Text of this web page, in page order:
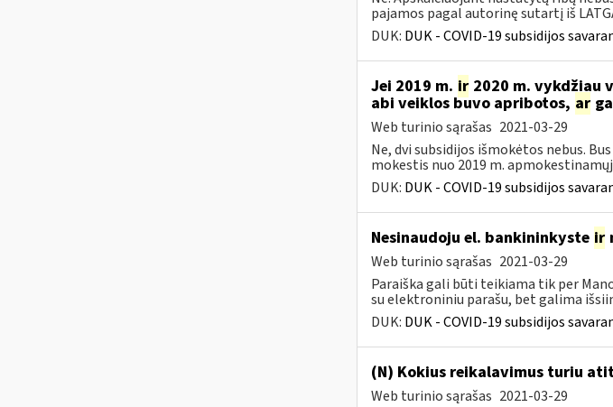
pajamos pagal autorinę sutartį iš
DUK: DUK - COVID-19 subsidijos
Jei 2019 m. ir2020 m. vykdžiau
abi veiklos buvo apribotos, ar
Web turinio sąrašas 2021-03-29
Ne, dvi subsidijos išmokėtos nebus.
mokestis nuo 2019 m.
DUK: DUK - COVID-19 subsidijos
Nesinaudoju el. bankininkyste ir
Web turinio sąrašas 2021-03-29
Paraiška gali būti teikiama tik per
su elektroniniu parašu, bet galima
DUK: DUK - COVID-19 subsidijos
(N) Kokius reikalavimus turiu
Web turinio sąrašas 2021-03-29